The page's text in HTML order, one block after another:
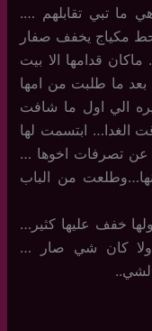
ما تبي تقابلهم ….
مكياج يخفف صفار
قدامها الا بيت
بعد ما طلبت من امها
الي اول ما شافت
الغدا… ابتسمت لها
عن تصرفات اخوها …
من الباب
خفف عليها كثير…
ولا كان شي صار …